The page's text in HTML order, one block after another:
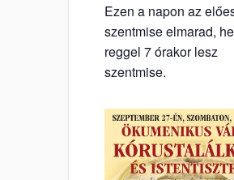
Ezen a napon az
szentmise elmarad,
reggel 7 órakor lesz
szentmise.